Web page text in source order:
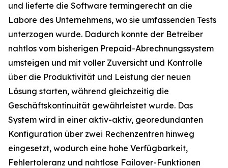
und lieferte die Software termingerecht an die
Labore des Unternehmens, wo sie umfassenden Tests
unterzogen wurde. Dadurch konnte der Betreiber
nahtlos vom bisherigen Prepaid-Abrechnungssystem
umsteigen und mit voller Zuversicht und Kontrolle
über die Produktivität und Leistung der neuen
Lösung starten, während gleichzeitig die
Geschäftskontinuität gewährleistet wurde. Das
System wird in einer aktiv-aktiv, georedundanten
Konfiguration über zwei Rechenzentren hinweg
eingesetzt, wodurch eine hohe Verfügbarkeit,
Fehlertoleranz und nahtlose Failover-Funktionen